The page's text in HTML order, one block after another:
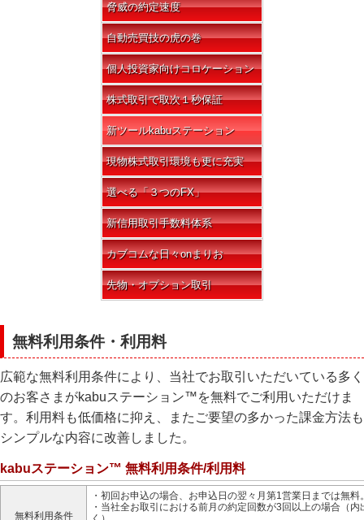
脅威の約定速度
自動売買技の虎の巻
個人投資家向けコロケーション
株式取引で取次１秒保証
新ツールkabuステーション
現物株式取引環境も更に充実
選べる「３つのFX」
新信用取引手数料体系
カブコムな日々onまりお
先物・オプション取引
無料利用条件・利用料
広範な無料利用条件により、当社でお取引いただいている多く
のお客さまがkabuステーション™を無料でご利用いただけま
す。利用料も低価格に抑え、またご要望の多かった課金方法も
シンプルな内容に改善しました。
kabuステーション™ 無料利用条件/利用料
無料利用条件
・初回お申込の場合、お申込日の翌々月第1営業日までは無料
・当社全お取引における前月の約定回数が3回以上の場合（内